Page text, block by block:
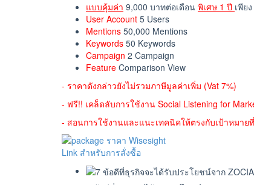
แบบคุ้มค่า 9,000 บาทต่อเดือน พิเศษ 1 ปี เพีย
User Account 5 Users
Mentions 50,000 Mentions
Keywords 50 Keywords
Campaign 2 Campaign
Feature Comparison View
- ราคาดังกล่าวยังไม่รวมภาษีมูลค่าเพิ่ม (Vat 7%)
- ฟรี!! เคล็ดลับการใช้งาน Social Listening for
- สอนการใช้งานและแนะเทคนิคให้ตรงกับเป้าหมาย
Link สำหรับการสั่งซื้อ